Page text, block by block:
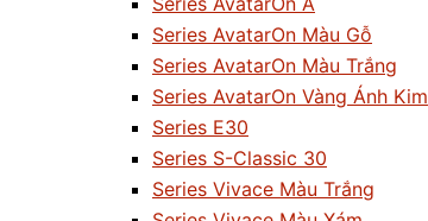
Series AvatarOn Màu Gỗ
Series AvatarOn Màu Trắng
Series AvatarOn Vàng Ánh Kim
Series E30
Series S-Classic 30
Series Vivace Màu Trắng